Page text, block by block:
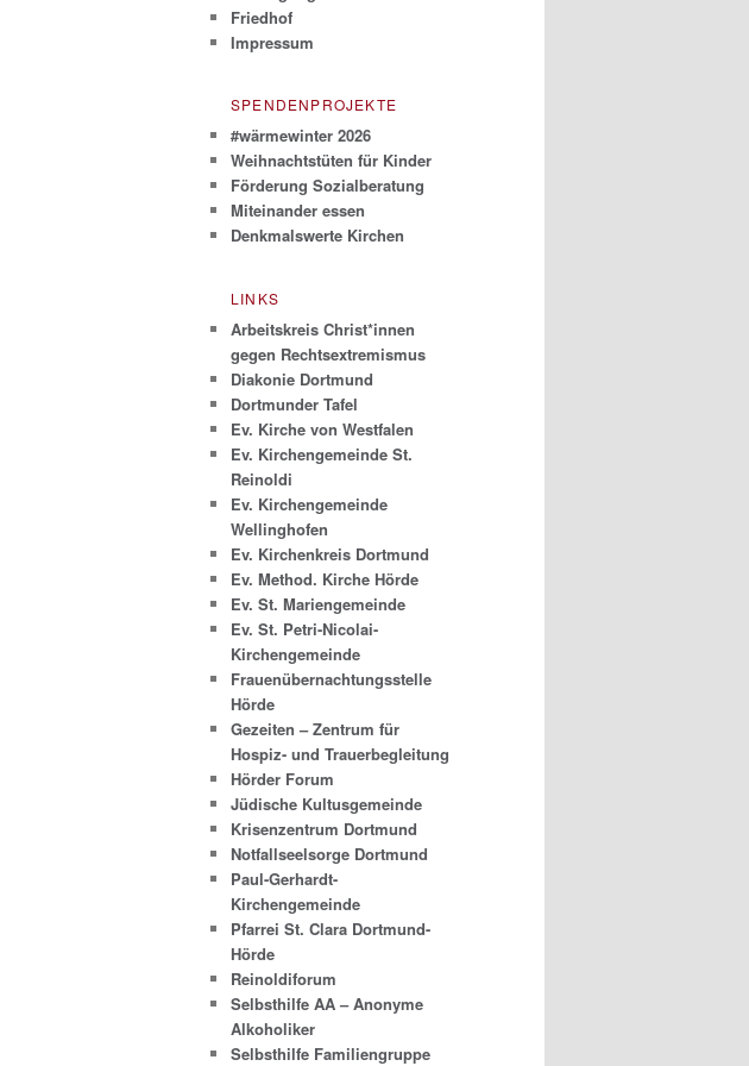
Friedhof
Impressum
SPENDENPROJEKTE
#wärmewinter 2026
Weihnachtstüten für Kinder
Förderung Sozialberatung
Miteinander essen
Denkmalswerte Kirchen
LINKS
Arbeitskreis Christ*innen
gegen Rechtsextremismus
Diakonie Dortmund
Dortmunder Tafel
Ev. Kirche von Westfalen
Ev. Kirchengemeinde St.
Reinoldi
Ev. Kirchengemeinde
Wellinghofen
Ev. Kirchenkreis Dortmund
Ev. Method. Kirche Hörde
Ev. St. Mariengemeinde
Ev. St. Petri-Nicolai-
Kirchengemeinde
Frauenübernachtungsstelle
Hörde
Gezeiten – Zentrum für
Hospiz- und Trauerbegleitung
Hörder Forum
Jüdische Kultusgemeinde
Krisenzentrum Dortmund
Notfallseelsorge Dortmund
Paul-Gerhardt-
Kirchengemeinde
Pfarrei St. Clara Dortmund-
Hörde
Reinoldiforum
Selbsthilfe AA – Anonyme
Alkoholiker
Selbsthilfe Familiengruppe